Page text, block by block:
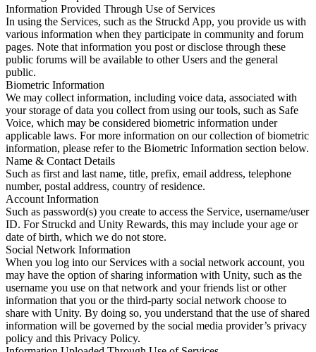
Information Provided Through Use of Services
In using the Services, such as the Struckd App, you provide us with
various information when they participate in community and forum
pages. Note that information you post or disclose through these
public forums will be available to other Users and the general
public.
Biometric Information
We may collect information, including voice data, associated with
your storage of data you collect from using our tools, such as Safe
Voice, which may be considered biometric information under
applicable laws. For more information on our collection of biometric
information, please refer to the Biometric Information section below.
Name & Contact Details
Such as first and last name, title, prefix, email address, telephone
number, postal address, country of residence.
Account Information
Such as password(s) you create to access the Service, username/user
ID. For Struckd and Unity Rewards, this may include your age or
date of birth, which we do not store.
Social Network Information
When you log into our Services with a social network account, you
may have the option of sharing information with Unity, such as the
username you use on that network and your friends list or other
information that you or the third-party social network choose to
share with Unity. By doing so, you understand that the use of shared
information will be governed by the social media provider’s privacy
policy and this Privacy Policy.